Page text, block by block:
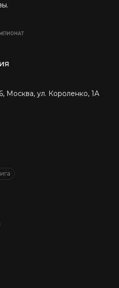
Москва, ул. Короленко, 1А